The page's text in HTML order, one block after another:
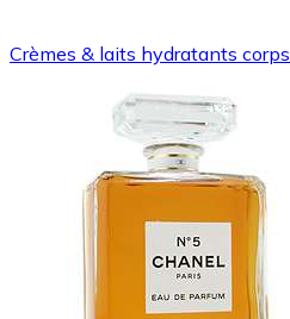
Crèmes & laits hydratants corps